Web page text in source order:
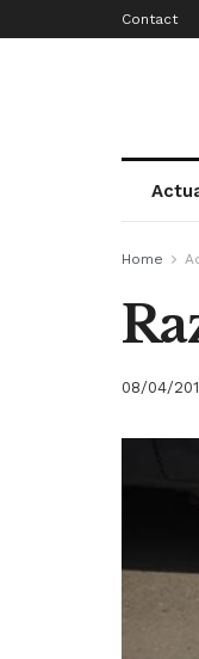
Contact
Home
08/04/